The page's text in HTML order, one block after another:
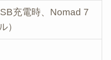
充電時、Nomad 7
）